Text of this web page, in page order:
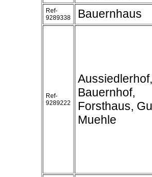
Ref-
9289338
Bauernhaus
Ref-
9289222
Aussiedlerhof,
Bauernhof,
Forsthaus,
Muehle